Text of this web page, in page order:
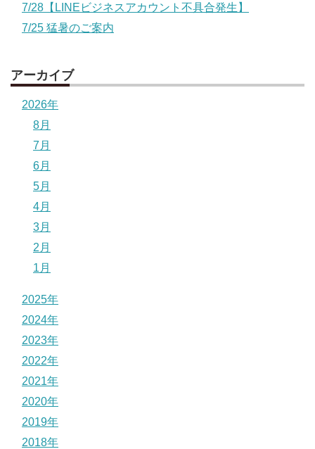
7/28【LINEビジネスアカウント不具合発生】
7/25 猛暑のご案内
アーカイブ
2026年
8月
7月
6月
5月
4月
3月
2月
1月
2025年
2024年
2023年
2022年
2021年
2020年
2019年
2018年